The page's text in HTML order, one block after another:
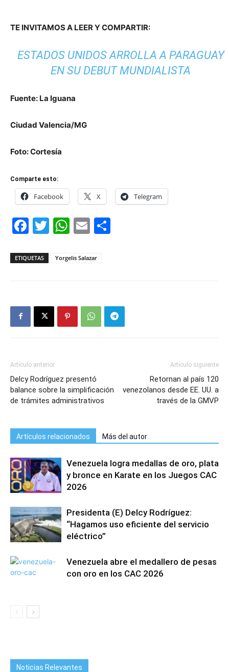
TE INVITAMOS A LEER Y COMPARTIR:
ESTADOS UNIDOS ARROLLA A PARAGUAY
EN SU DEBUT MUNDIALISTA
Fuente: La Iguana
Ciudad Valencia/MG
Foto: Cortesía
Comparte esto:
Facebook X Telegram
Facebook
Twitter
WhatsApp
Email
ETIQUETAS Yorgelis Salazar
Artículo anterior
Delcy Rodríguez presentó
balance sobre la simplificación
de trámites administrativos
Artículo siguiente
Retornan al país 120
venezolanos desde EE. UU. a
través de la GMVP
Artículos relacionados Más del autor
Venezuela logra medallas de oro, plata
y bronce en Karate en los Juegos CAC
2026
Presidenta (E) Delcy Rodríguez:
“Hagamos uso eficiente del servicio
eléctrico”
Venezuela abre el medallero de pesas
con oro en los CAC 2026
Noticias Relevantes